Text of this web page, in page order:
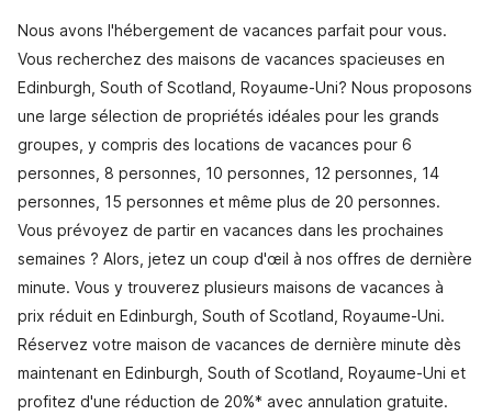
Nous avons l'hébergement de vacances parfait pour vous.
Vous recherchez des maisons de vacances spacieuses en
Edinburgh, South of Scotland, Royaume-Uni? Nous proposons
une large sélection de propriétés idéales pour les grands
groupes, y compris des locations de vacances pour 6
personnes, 8 personnes, 10 personnes, 12 personnes, 14
personnes, 15 personnes et même plus de 20 personnes.
Vous prévoyez de partir en vacances dans les prochaines
semaines ? Alors, jetez un coup d'œil à nos offres de dernière
minute. Vous y trouverez plusieurs maisons de vacances à
prix réduit en Edinburgh, South of Scotland, Royaume-Uni.
Réservez votre maison de vacances de dernière minute dès
maintenant en Edinburgh, South of Scotland, Royaume-Uni et
profitez d'une réduction de 20%* avec annulation gratuite.